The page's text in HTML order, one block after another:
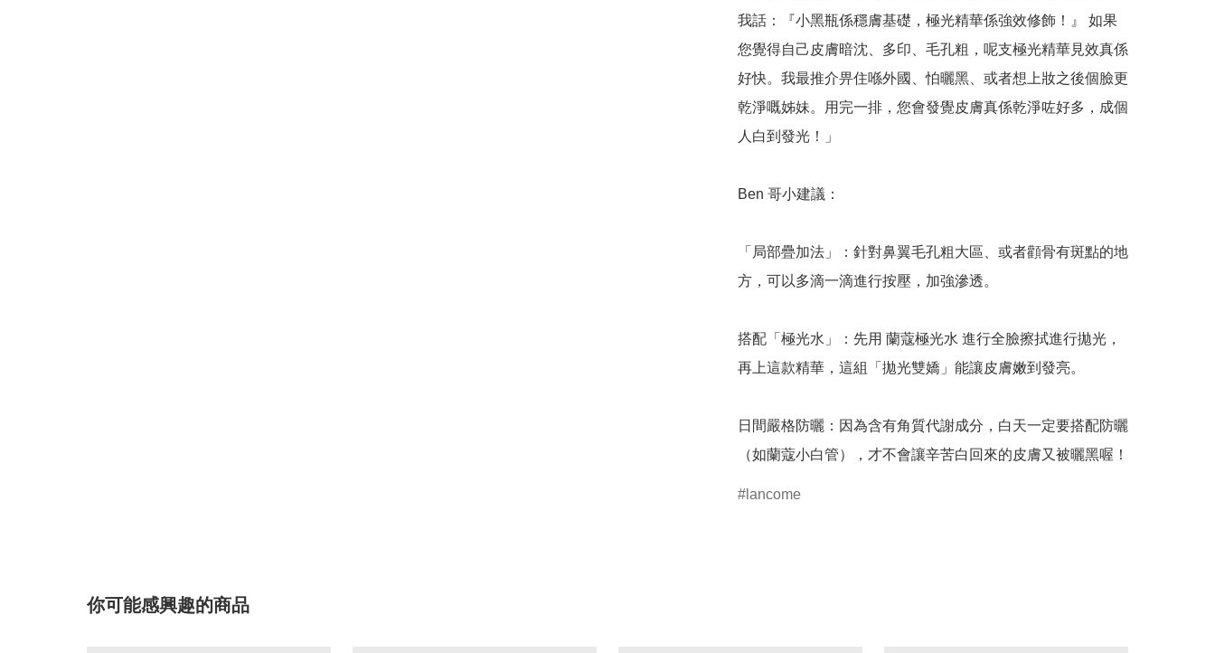
我話：『小黑瓶係穩膚基礎，極光精華係強效修飾！』 如果
您覺得自己皮膚暗沈、多印、毛孔粗，呢支極光精華見效真係
好快。我最推介畀住喺外國、怕曬黑、或者想上妝之後個臉更
乾淨嘅姊妹。用完一排，您會發覺皮膚真係乾淨咗好多，成個
人白到發光！」
Ben 哥小建議：
「局部疊加法」：針對鼻翼毛孔粗大區、或者顴骨有斑點的地
方，可以多滴一滴進行按壓，加強滲透。
搭配「極光水」：先用 蘭蔻極光水 進行全臉擦拭進行拋光，
再上這款精華，這組「拋光雙嬌」能讓皮膚嫩到發亮。
日間嚴格防曬：因為含有角質代謝成分，白天一定要搭配防曬
（如蘭蔻小白管），才不會讓辛苦白回來的皮膚又被曬黑喔！
lancome
你可能感興趣的商品